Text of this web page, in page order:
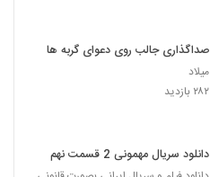
صداگذاری جالب روی دعوای گربه ها
میلاد
۲۸۲ بازدید
دانلود سریال مهمونی 2 قسمت نهم